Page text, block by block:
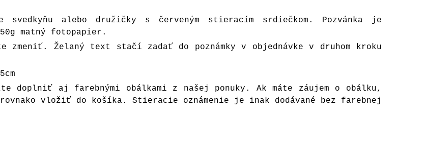
svedkyňu alebo družičky s červeným stieracím srdiečkom. Pozvánka je
matný fotopapier.
zmeniť. Želaný text stačí zadať do poznámky v objednávke v druhom kroku
doplniť aj farebnými obálkami z našej ponuky. Ak máte záujem o obálku,
vložiť do košíka. Stieracie oznámenie je inak dodávané bez farebnej